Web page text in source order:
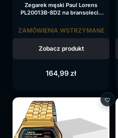
Zegarek męski Paul Lorens
PL20013B-8D2 na bransolecie
164,99 zł
ZAMÓWIENIA WSTRZYMANE
Zobacz produkt